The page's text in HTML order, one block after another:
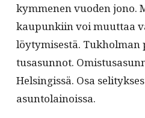
kymme­nen vuo­den jono.
kaupunki­in voi muut­taa
löy­tymis­es­tä.
tusasun­not.
Helsingis­sä. Osa
asuntolainoissa.